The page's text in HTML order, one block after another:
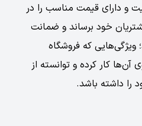
و دارای قیمت مناسب را در
خود برساند و ضمانت
ویژگی‌هایی که فروشگاه
آن‌ها کار کرده و توانسته از
را داشته باشد.